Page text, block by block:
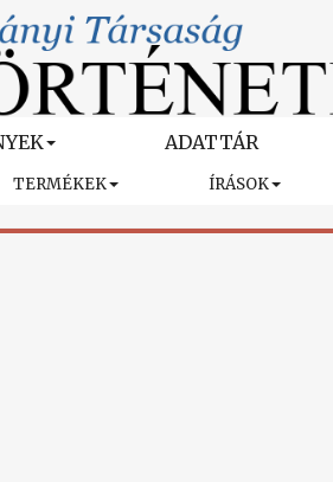
ADATTÁR
TERMÉKEK ÍRÁSOK